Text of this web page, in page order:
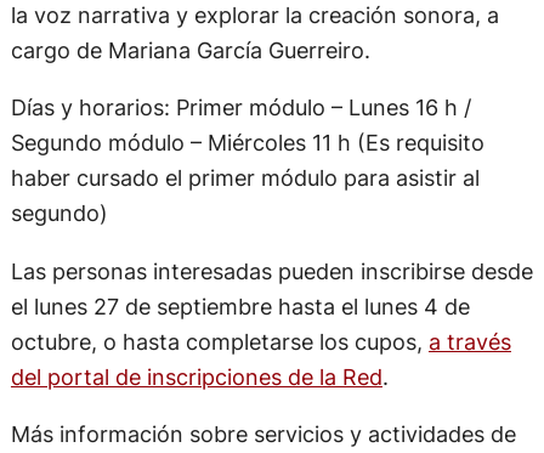
la voz narrativa y explorar la creación sonora, a
cargo de Mariana García Guerreiro.
Días y horarios: Primer módulo – Lunes 16 h /
Segundo módulo – Miércoles 11 h (Es requisito
haber cursado el primer módulo para asistir al
segundo)
Las personas interesadas pueden inscribirse desde
el lunes 27 de septiembre hasta el lunes 4 de
octubre, o hasta completarse los cupos, a través
del portal de inscripciones de la Red.
Más información sobre servicios y actividades de